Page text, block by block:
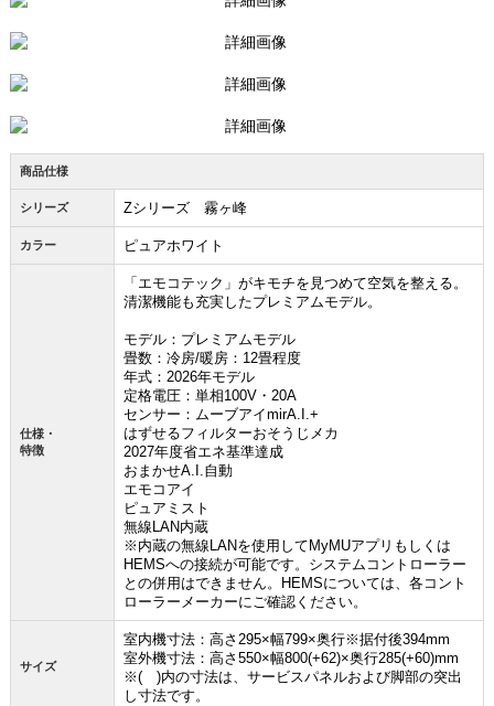
お買い物を続ける
商品仕様
シリーズ Zシリーズ 霧ヶ峰
カラー ピュアホワイト
仕様・
特徴
「エモコテック」がキモチを見つめて空気を整える。
清潔機能も充実したプレミアムモデル。
モデル：プレミアムモデル
畳数：冷房/暖房：12畳程度
年式：2026年モデル
定格電圧：単相100V・20A
センサー：ムーブアイmirA.I.+
はずせるフィルターおそうじメカ
2027年度省エネ基準達成
おまかせA.I.自動
エモコアイ
ピュアミスト
無線LAN内蔵
※内蔵の無線LANを使用してMyMUアプリもしくは
HEMSへの接続が可能です。システムコントローラー
との併用はできません。HEMSについては、各コント
ローラーメーカーにご確認ください。
サイズ
室内機寸法：高さ295×幅799×奥行※据付後394mm
室外機寸法：高さ550×幅800(+62)×奥行285(+60)mm
※( )内の寸法は、サービスパネルおよび脚部の突出
し寸法です。